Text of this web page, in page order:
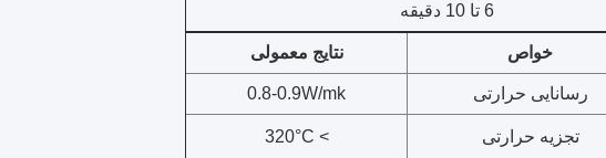
6 تا 10 دقیقه
خواص نتایج معمولی
رسانایی حرارتی 0.8-0.9W/mk
تجزیه حرارتی > 320°C